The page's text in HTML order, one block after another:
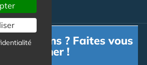
? Faites vous
!